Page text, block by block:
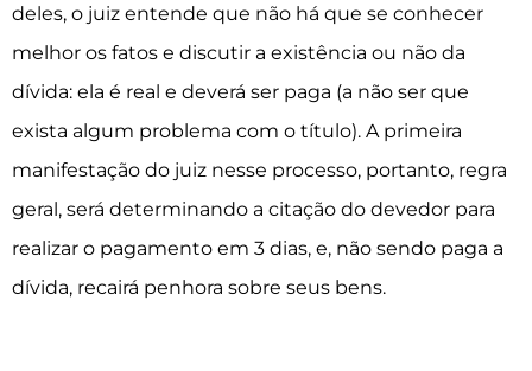
deles, o juiz entende que não há que se conhecer
melhor os fatos e discutir a existência ou não da
dívida: ela é real e deverá ser paga (a não ser que
exista algum problema com o título). A primeira
manifestação do juiz nesse processo, portanto, regra
geral, será determinando a citação do devedor para
realizar o pagamento em 3 dias, e, não sendo paga a
dívida, recairá penhora sobre seus bens.